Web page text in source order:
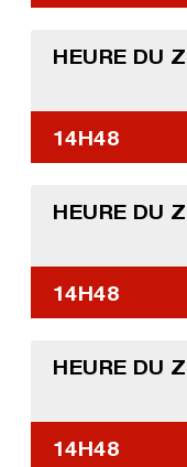
HEURE DU
14H48
HEURE DU
14H48
HEURE DU
14H48